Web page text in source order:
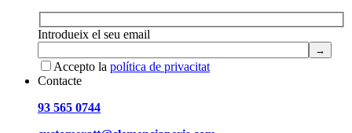
Introdueix el seu email
Accepto la política de privacitat
Contacte
93 565 0744